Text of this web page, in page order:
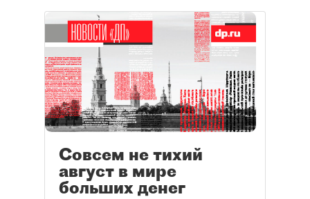
Совсем не тихий
август в мире
больших денег